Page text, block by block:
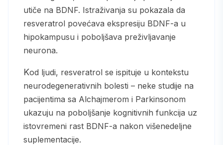
utiče na BDNF. Istraživanja su pokazala da
resveratrol povećava ekspresiju BDNF-a u
hipokampusu i poboljšava preživljavanje
neurona.
Kod ljudi, resveratrol se ispituje u kontekstu
neurodegenerativnih bolesti – neke studije na
pacijentima sa Alchajmerom i Parkinsonom
ukazuju na poboljšanje kognitivnih funkcija uz
istovremeni rast BDNF-a nakon višenedeljne
suplementacije.